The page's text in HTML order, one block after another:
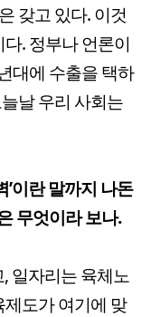
갖고 있다. 이것
. 정부나 언론이
대에 수출을 택하
날 우리 사회는
’이란 말까지 나돈
무엇이라 보나.
일자리는 육체노
도가 여기에 맞